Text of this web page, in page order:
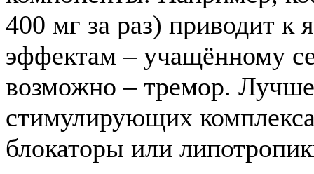
400 мг за раз) приводит
эффектам – учащённому
возможно – тремор.
стимулирующих
блокаторы или